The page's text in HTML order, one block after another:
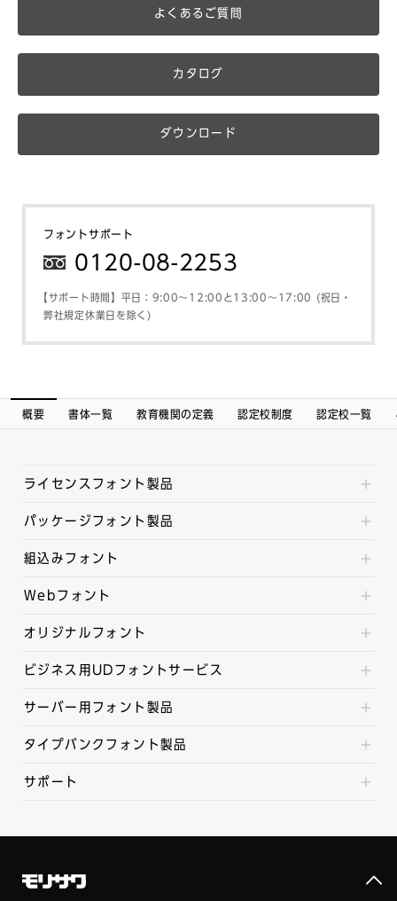
よくあるご質問
カタログ
ダウンロード
フォントサポート
0120-08-2253
【サポート時間】平日：9:00～12:00と13:00～17:00 (祝日・
弊社規定休業日を除く)
概要 書体一覧 教育機関の定義 認定校制度 認定校一覧
ライセンスフォント製品
パッケージフォント製品
組込みフォント
Webフォント
オリジナルフォント
ビジネス用UDフォントサービス
サーバー用フォント製品
タイプバンクフォント製品
サポート